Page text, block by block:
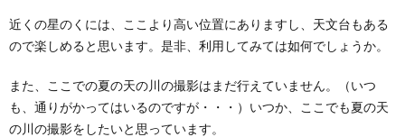
近くの星のくには、ここより高い位置にありますし、天文台もある
ので楽しめると思います。是非、利用してみては如何でしょうか。
また、ここでの夏の天の川の撮影はまだ行えていません。（いつ
も、通りがかってはいるのですが・・・）いつか、ここでも夏の天
の川の撮影をしたいと思っています。